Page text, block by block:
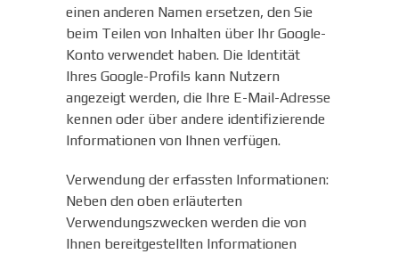
einen anderen Namen ersetzen, den Sie
beim Teilen von Inhalten über Ihr Google-
Konto verwendet haben. Die Identität
Ihres Google-Profils kann Nutzern
angezeigt werden, die Ihre E-Mail-Adresse
kennen oder über andere identifizierende
Informationen von Ihnen verfügen.
Verwendung der erfassten Informationen:
Neben den oben erläuterten
Verwendungszwecken werden die von
Ihnen bereitgestellten Informationen